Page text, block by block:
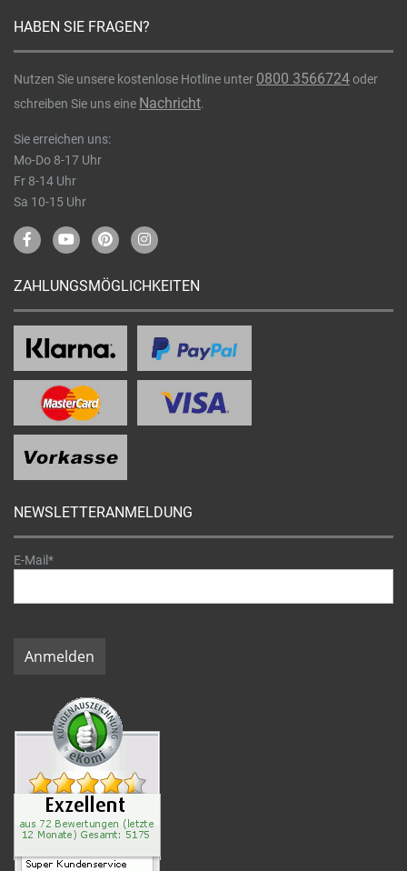
HABEN SIE FRAGEN?
Nutzen Sie unsere kostenlose Hotline unter 0800 3566724oder
schreiben Sie uns eine Nachricht.
Sie erreichen uns:
Mo-Do 8-17 Uhr
Fr 8-14 Uhr
Sa 10-15 Uhr
ZAHLUNGSMÖGLICHKEITEN
NEWSLETTERANMELDUNG
E-Mail*
Anmelden